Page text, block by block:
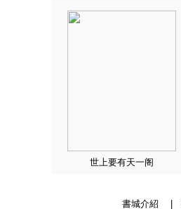
世上要有天一阁
書城介紹